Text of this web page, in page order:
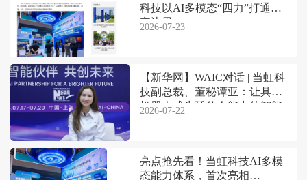
科技以AI多模态“四力”打通虚
实边界
2026-07-23
【新华网】WAIC对话 | 当虹科
技副总裁、董秘谭亚：让具身
机器人成为延伸人能力的智能
2026-07-22
亮点抢先看！当虹科技AI多模
态能力体系，首次亮相